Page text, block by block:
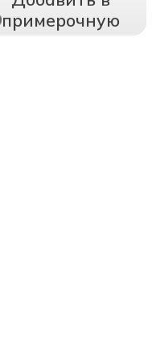
примерочную